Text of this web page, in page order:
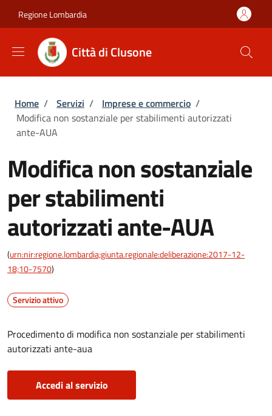
Regione Lombardia
Città di Clusone
Briciole di pane
Home / Servizi / Imprese e commercio /
Modifica non sostanziale per stabilimenti autorizzati
ante-AUA
Modifica non sostanziale
per stabilimenti
autorizzati ante-AUA
(urn:nir:regione.lombardia;giunta.regionale:deliberazione:2017-12-
18;10-7570)
Servizio attivo
Procedimento di modifica non sostanziale per stabilimenti
autorizzati ante-aua
Accedi al servizio